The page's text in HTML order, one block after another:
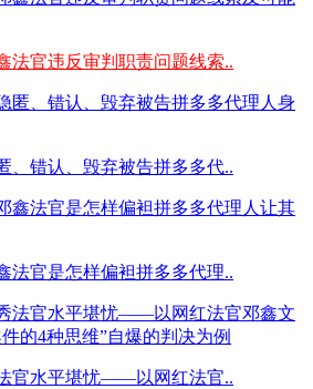
法官违反审判职责问题线索..
、错认、毁弃被告拼多多代..
法官是怎样偏袒拼多多代理..
官水平堪忧——以网红法官..